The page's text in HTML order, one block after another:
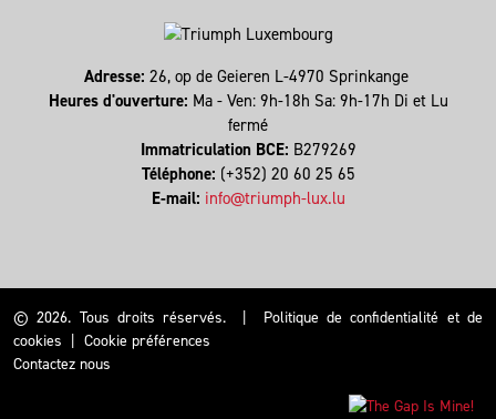
Adresse: 26, op de Geieren L-4970 Sprinkange
Heures d'ouverture: Ma - Ven: 9h-18h Sa: 9h-17h Di et Lu
fermé
Immatriculation BCE: B279269
Téléphone: (+352) 20 60 25 65
E-mail: info@triumph-lux.lu
© 2026. Tous droits réservés.
Politique de confidentialité et de
cookies
Cookie préférences
Contactez nous